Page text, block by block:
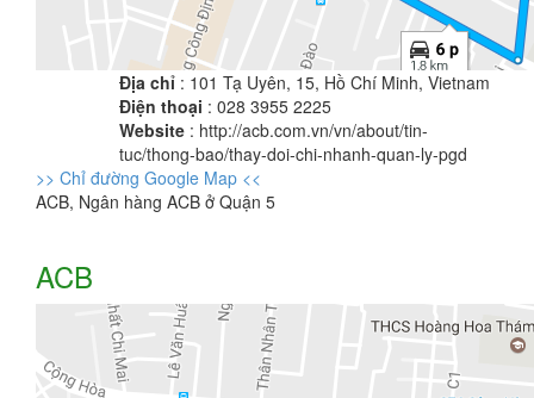
Địa chỉ : 101 Tạ Uyên, 15, Hồ Chí Minh, Vietnam
Điện thoại : 028 3955 2225
Website : http://acb.com.vn/vn/about/tin-
tuc/thong-bao/thay-doi-chi-nhanh-quan-ly-pgd
>> Chỉ đường Google Map <<
ACB, Ngân hàng ACB ở Quận 5
ACB